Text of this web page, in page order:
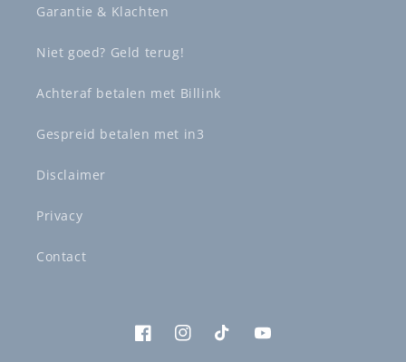
Garantie & Klachten
Niet goed? Geld terug!
Achteraf betalen met Billink
Gespreid betalen met in3
Disclaimer
Privacy
Contact
FacebookInstagramTikTokYouTube